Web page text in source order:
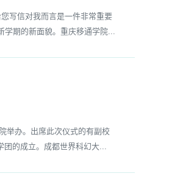
写信对我而言是一件非常重要
学期的新面貌。重庆移通学院...
举办。出席此次仪式的有副校
团的成立。成都世界科幻大...